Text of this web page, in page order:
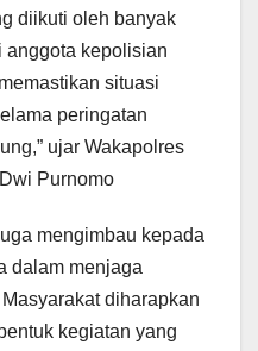
diikuti oleh banyak
anggota kepolisian
situasi
peringatan
ujar Wakapolres
Purnomo
mengimbau kepada
dalam menjaga
diharapkan
kegiatan yang